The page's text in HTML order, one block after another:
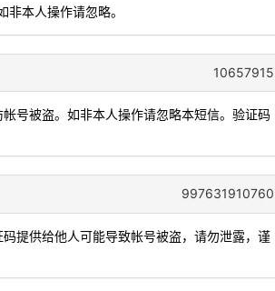
本人操作请忽略。
10657915
号被盗。如非本人操作请忽略本短信。验证码
997631910760
提供给他人可能导致帐号被盗，请勿泄露，谨